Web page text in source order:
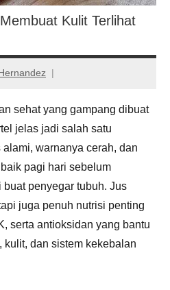
Kulit Terlihat
sehat yang gampang dibuat
jelas jadi salah satu
warnanya cerah, dan
pagi hari sebelum
buat penyegar tubuh. Jus
juga penuh nutrisi penting
serta antioksidan yang bantu
kulit, dan sistem kekebalan